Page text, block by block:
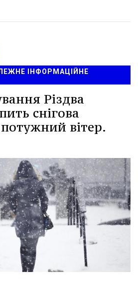
ІНФОРМАЦІЙНЕ
Різдва
снігова
вітер.